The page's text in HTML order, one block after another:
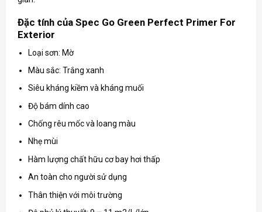
Đặc tính của Spec Go Green Perfect Primer For
Exterior
Loại sơn: Mờ
Màu sắc: Trắng xanh
Siêu kháng kiềm và kháng muối
Độ bám dính cao
Chống rêu mốc và loang màu
Nhẹ mùi
Hàm lượng chất hữu cơ bay hơi thấp
An toàn cho người sử dụng
Thân thiện với môi trường